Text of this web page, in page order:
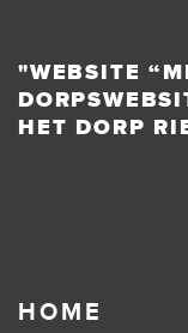
"WEBSITE
HET DORP
HOME